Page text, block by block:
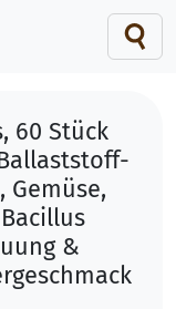
60 Stück
Gemüse,
&